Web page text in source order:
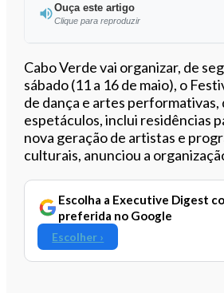
Ouça este artigo
Clique para reproduzir
Ouvir este artigo
Cabo Verde vai organizar, de
sábado (11 a 16 de maio), o
de dança e artes performativas,
espetáculos, inclui residências
nova geração de artistas e
culturais, anunciou a
Escolha a Executive Digest
preferida no Google
Escolher ›